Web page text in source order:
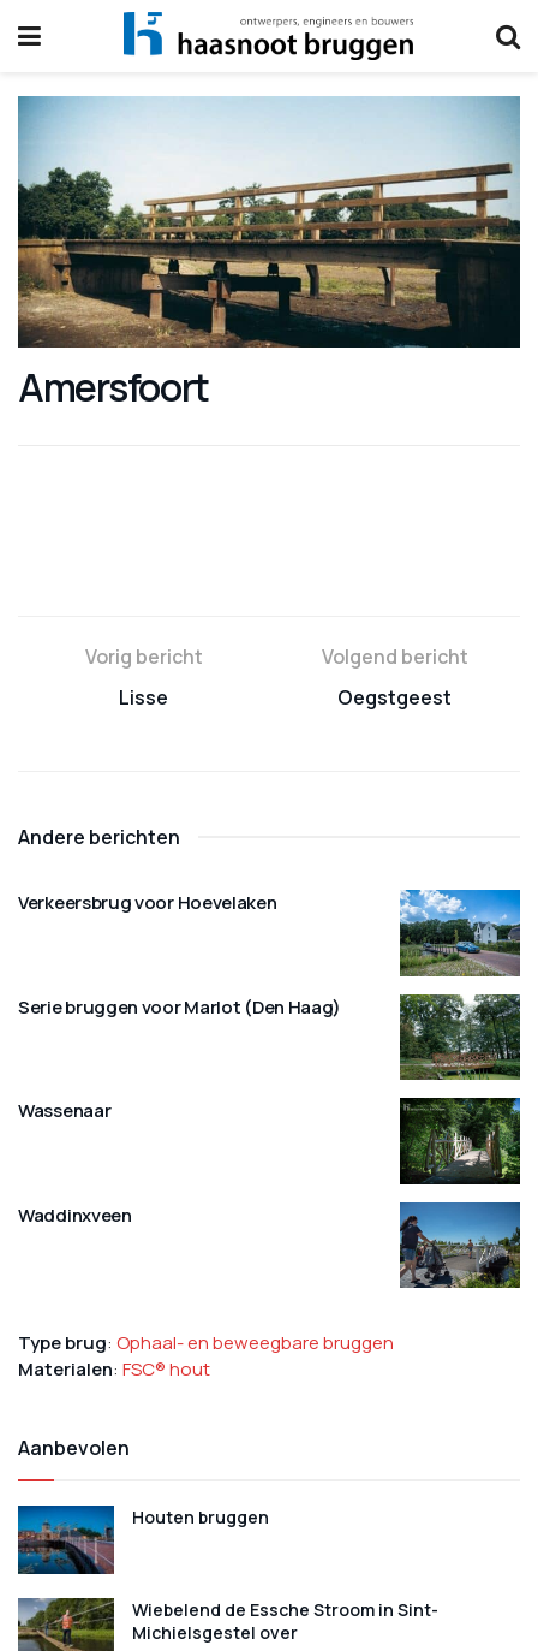
Amersfoort
Vorig bericht
Lisse
Volgend bericht
Oegstgeest
Andere berichten
Verkeersbrug voor Hoevelaken
Serie bruggen voor Marlot (Den Haag)
Wassenaar
Waddinxveen
Type brug: Ophaal- en beweegbare bruggen
Materialen: FSC® hout
Aanbevolen
Houten bruggen
Wiebelend de Essche Stroom in Sint-
Michielsgestel over